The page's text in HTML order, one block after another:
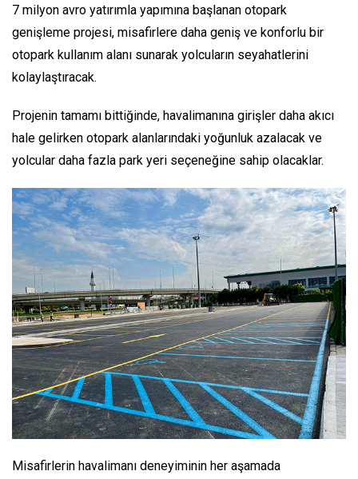
7 milyon avro yatırımla yapımına başlanan otopark
genişleme projesi, misafirlere daha geniş ve konforlu bir
otopark kullanım alanı sunarak yolcuların seyahatlerini
kolaylaştıracak.
Projenin tamamı bittiğinde, havalimanına girişler daha akıcı
hale gelirken otopark alanlarındaki yoğunluk azalacak ve
yolcular daha fazla park yeri seçeneğine sahip olacaklar.
Misafirlerin havalimanı deneyiminin her aşamada